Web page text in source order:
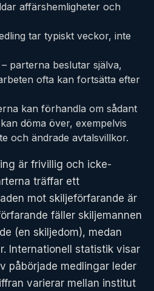
affärshemligheter och
tar typiskt veckor, inte
– parterna beslutar själva,
ofta kan fortsätta efter
kan förhandla om sådant
döma över, exempelvis
och ändrade avtalsvillkor.
är frivillig och icke-
träffar ett
mot skiljeförfarande är
fäller skiljemannen
(en skiljedom), medan
Internationell statistik visar
påbörjade medlingar leder
varierar mellan institut